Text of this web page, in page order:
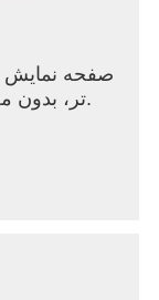
صفحه نمایش
تر، بدون محدودیت باتری یا داده تلفن همراه.